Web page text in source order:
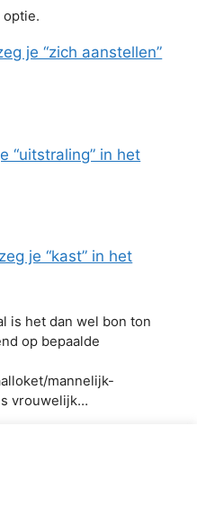
optie.
je “zich aanstellen”
“uitstraling” in het
je “kast” in het
is het dan wel bon ton
op bepaalde
mannelijk-
vrouwelijk…